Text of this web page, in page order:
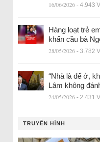
16/06/2026 - 4.943
Hàng loạt trẻ
khẩn cầu bà
28/05/2026 - 3.782
“Nhà là để ở,
Lâm không
24/05/2026 - 2.431
TRUYỀN HÌNH